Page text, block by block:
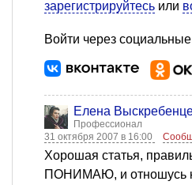
зарегистрируйтесь или
Войти через социальные
Елена
Профессионал
31 октября 2007 в 16:00
Хорошая статья,
ПОНИМАЮ, и отношусь к